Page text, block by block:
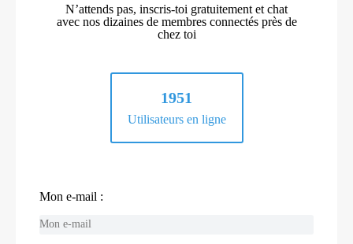
N’attends pas, inscris-toi gratuitement et chat
avec nos dizaines de membres connectés près de
chez toi
1951
Utilisateurs en ligne
Mon e-mail :